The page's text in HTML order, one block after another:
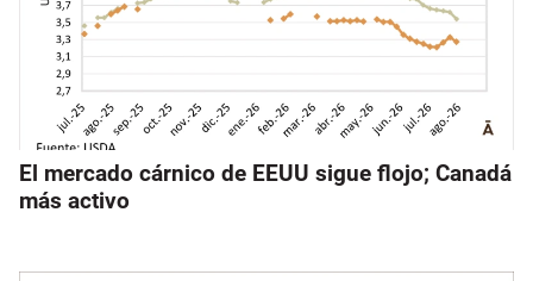
El mercado cárnico de EEUU sigue flojo; Canadá
más activo